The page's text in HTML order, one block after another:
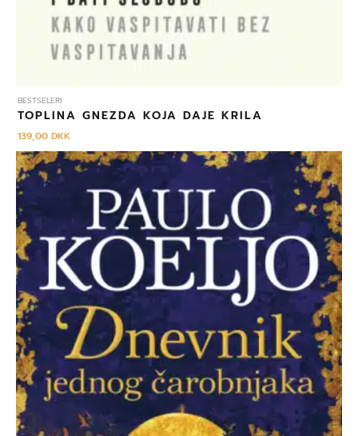
BESTSELERI
TOPLINA GNEZDA KOJA DAJE KRILA
139,00DKK